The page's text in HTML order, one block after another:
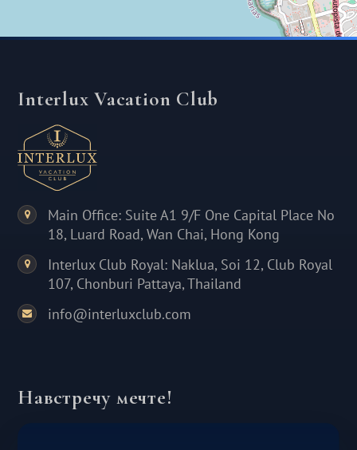
Interlux Vacation Club
Main Office: Suite A1 9/F One Capital Place No
18, Luard Road, Wan Chai, Hong Kong
Interlux Club Royal: Naklua, Soi 12, Club Royal
107, Chonburi Pattaya, Thailand
info@interluxclub.com
Навстречу мечте!